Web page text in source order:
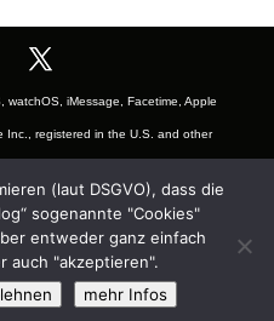
watchOS, iMessage, Facetime, Apple
Inc., registered in the U.S. and other
mark of Apple Inc., registered in
and iOS Badge is a trademark of
Google LLC and registered in U.S.
subsidiary company Alphabet Inc.
(laut DSGVO), dass die
sogenannte "Cookies"
entweder ganz einfach
auch "akzeptieren".
mehr Infos